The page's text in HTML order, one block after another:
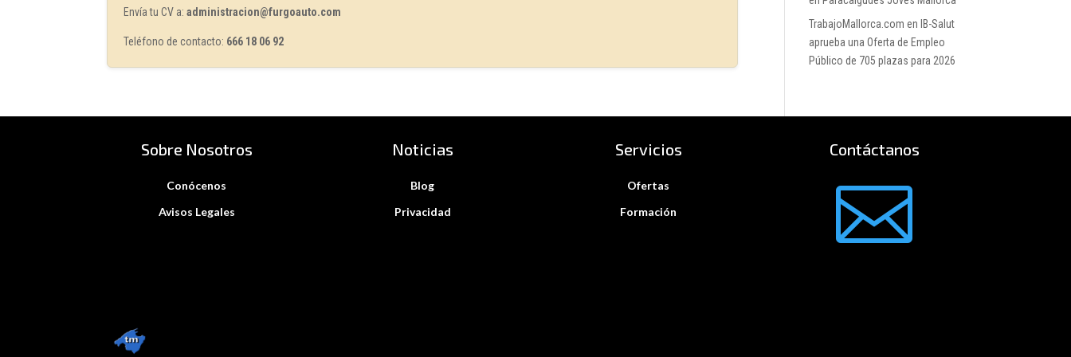
Envía tu CV a:administracion@furgoauto.com
Teléfono de contacto: 666 18 06 92
TrabajoMallorca.com en IB-Salut
aprueba una Oferta de Empleo
Público de 705 plazas para 2026
Sobre Nosotros
Conócenos
Avisos Legales
Noticias
Blog
Privacidad
Servicios
Ofertas
Formación
Contáctanos
